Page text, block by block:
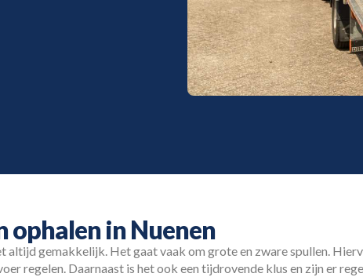
ophalen in Nuenen
altijd gemakkelijk. Het gaat vaak om grote en zware spullen.
regelen. Daarnaast is het ook een tijdrovende klus en zijn er